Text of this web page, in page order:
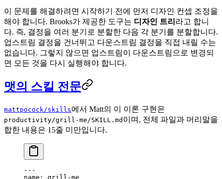
이 문제를 해결하려면 시작하기 전에 먼저 디자인 컨셉 조정을
해야 합니다. Brooks가 제공한 도구는 디자인 트리 라고 합니
다. 즉, 결정을 여러 분기로 분할한 다음 각 분기를 분할합니다.
업스트림 결정을 건너뛰고 다운스트림 결정을 직접 내릴 수는
없습니다. 그렇지 않으면 업스트림이 다운스트림으로 변경되
면 모든 것을 다시 실행해야 합니다.
맷의 스킬 전문
mattpocock/skills에서 Matt의 이 이론 구현은
productivity/grill-me/SKILL.md 이며, 전체 파일과 머리말을
합한 내용은 15줄 미만입니다.
---
name: grill-me